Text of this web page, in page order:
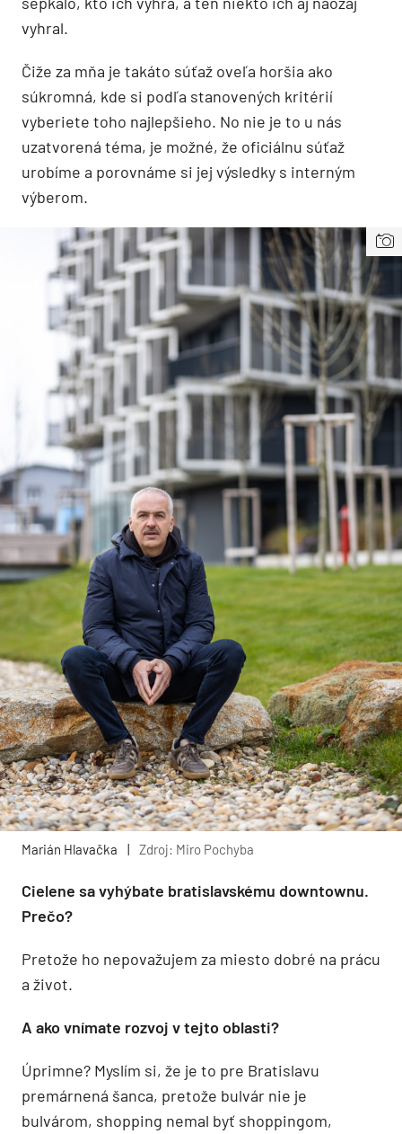
vyhral.
Čiže za mňa je takáto súťaž oveľa horšia ako
súkromná, kde si podľa stanovených kritérií
vyberiete toho najlepšieho. No nie je to u nás
uzatvorená téma, je možné, že oficiálnu súťaž
urobíme a porovnáme si jej výsledky s interným
výberom.
Marián Hlavačka | Zdroj: Miro Pochyba
Cielene sa vyhýbate bratislavskému downtownu.
Prečo?
Pretože ho nepovažujem za miesto dobré na prácu
a život.
A ako vnímate rozvoj v tejto oblasti?
Úprimne? Myslím si, že je to pre Bratislavu
premárnená šanca, pretože bulvár nie je
bulvárom, shopping nemal byť shoppingom,